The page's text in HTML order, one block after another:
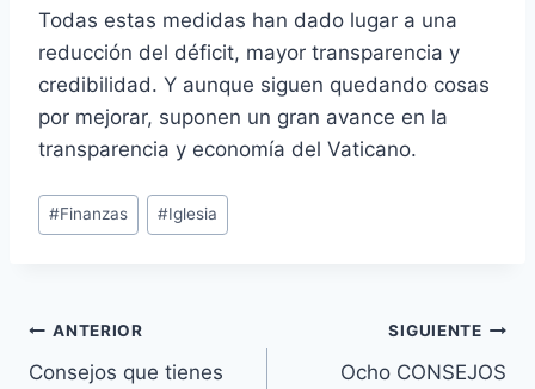
Todas estas medidas han dado lugar a una
reducción del déficit, mayor transparencia y
credibilidad. Y aunque siguen quedando cosas
por mejorar, suponen un gran avance en la
transparencia y economía del Vaticano.
Etiquetas
de
#Finanzas #Iglesia
Navegación
ANTERIOR
Consejos que tienes
SIGUIENTE
Ocho CONSEJOS